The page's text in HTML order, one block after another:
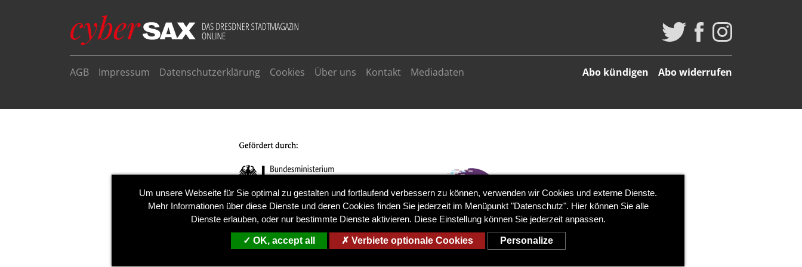
AGB Impressum Datenschutzerklärung Cookies Über uns Kontakt Mediadaten Abo kündigen Abo widerrufen
Um unsere Webseite für Sie optimal zu gestalten und fortlaufend verbessern zu können, verwenden wir Cookies und externe Dienste.
Mehr Informationen über diese Dienste und deren Cookies finden Sie jederzeit im Menüpunkt "Datenschutz". Hier können Sie alle
Dienste erlauben, oder nur bestimmte Dienste aktivieren. Diese Einstellung können Sie jederzeit anpassen.
OK, accept all Verbiete optionale Cookies Personalize